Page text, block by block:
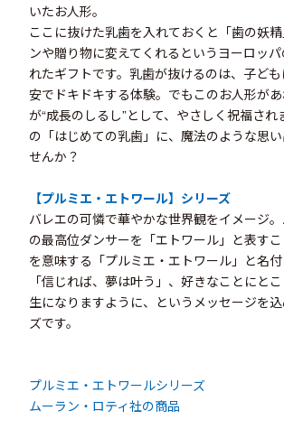
いたお人形。
ここに抜けた乳歯を入れておくと「歯の妖
ンや贈り物に変えてくれるというヨーロッ
れたギフトです。乳歯が抜けるのは、子ど
安でドキドキする体験。でもこのお人形が
が“成長のしるし”として、やさしく祝福され
の「はじめての乳歯」に、魔法のような思
せんか？
【プルミエ・エトワール】シリーズ
バレエの可憐で華やかな世界観をイメージ
の最高位ダンサーを「エトワール」と表す
を意味する「プルミエ・エトワール」と名付
「信じれば、夢は叶う」、好きなことにと
生になりますように、というメッセージを
ズです。
プルミエ・エトワールシリーズ
ムーラン・ロティ社の商品